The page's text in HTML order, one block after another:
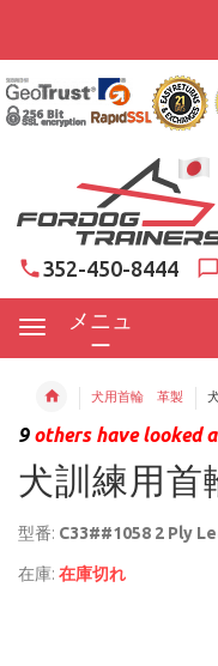
352-450-8444
メニュ
ー
犬用首輪 革製
9others have looked
犬訓練用首
型番: C33##1058 2 Ply
在庫: 在庫切れ